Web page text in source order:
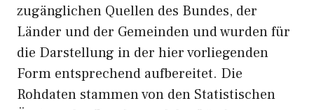
zugänglichen Quellen des Bundes, der
Länder und der Gemeinden und wurden für
die Darstellung in der hier vorliegenden
Form entsprechend aufbereitet. Die
Rohdaten stammen von den Statistischen